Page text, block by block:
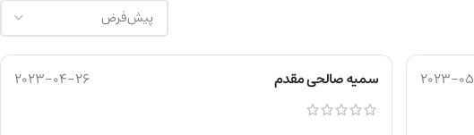
2023- سمیه صالحی مقدم 2023-04-26